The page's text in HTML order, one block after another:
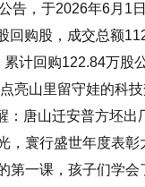
告，于2026年6月1
回购股，成交总额
计回购122.84万股
亮山里留守娃的科
：唐山迁安普方坯出
，寰行盛世年度表彰
第一课，孩子们学会